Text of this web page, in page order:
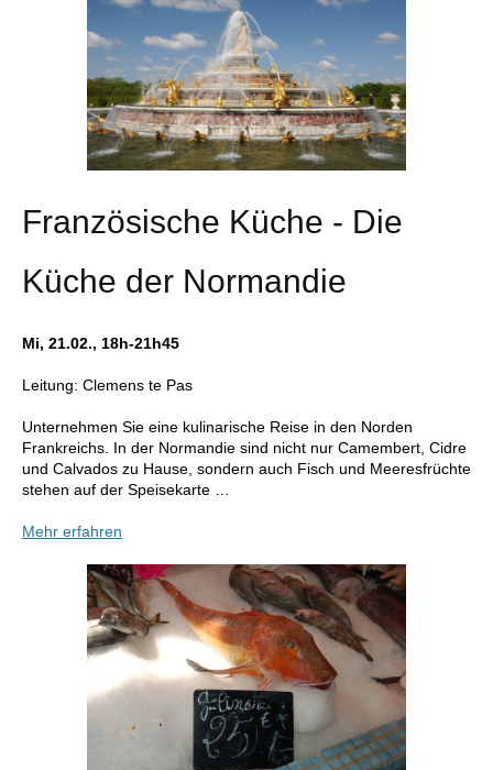
Französische Küche - Die
Küche der Normandie
Mi, 21.02., 18h-21h45
Leitung: Clemens te Pas
Unternehmen Sie eine kulinarische Reise in den Norden
Frankreichs. In der Normandie sind nicht nur Camembert, Cidre
und Calvados zu Hause, sondern auch Fisch und Meeresfrüchte
stehen auf der Speisekarte …
Mehr erfahren